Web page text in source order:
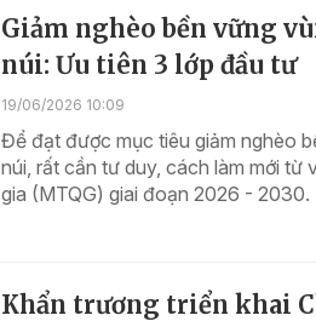
Giảm nghèo bền vững
núi: Ưu tiên 3 lớp đầu tư
19/06/2026 10:09
Để đạt được mục tiêu giảm nghèo
núi, rất cần tư duy, cách làm mới từ
gia (MTQG) giai đoạn 2026 - 2030.
Khẩn trương triển khai